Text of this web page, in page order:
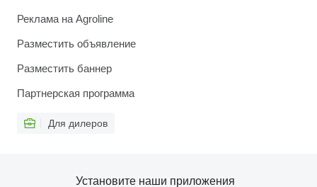
Реклама на Agroline
Разместить объявление
Разместить баннер
Партнерская программа
Для дилеров
Установите наши приложения